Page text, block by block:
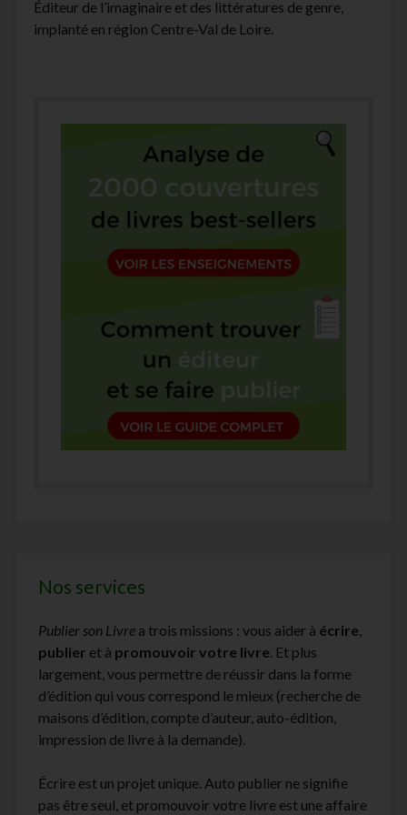
Éditeur de l’imaginaire et des littératures de genre,
implanté en région Centre-Val de Loire.
Nos services
Publier son Livre a trois missions : vous aider à écrire,
publier et à promouvoir votre livre. Et plus
largement, vous permettre de réussir dans la forme
d’édition qui vous correspond le mieux (recherche de
maisons d’édition, compte d’auteur, auto-édition,
impression de livre à la demande).
Écrire est un projet unique. Auto publier ne signifie
pas être seul, et promouvoir votre livre est une affaire